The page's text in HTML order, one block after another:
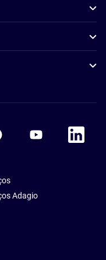
Accor Youtube
Accor
Adagio